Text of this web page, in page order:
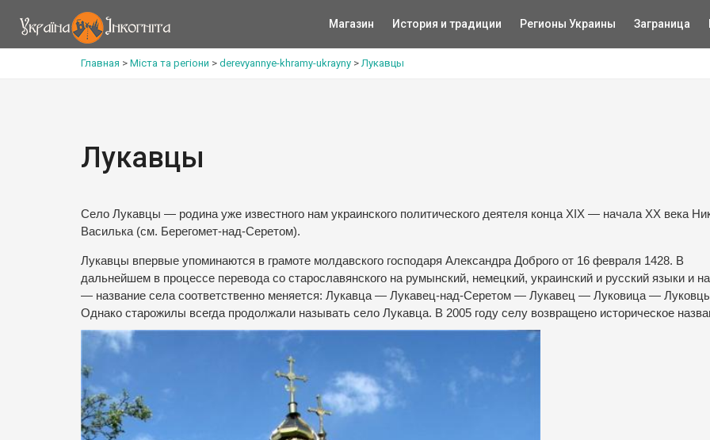
Магазин История и традиции Регионы Украины Заграница
Главная > Міста та регіони > derevyannye-khramy-ukrayny >Лукавцы
Лукавцы
Село Лукавцы — родина уже известного нам украинского политического деятеля конца XIX — начала ХХ века
Василька (см. Берегомет-над-Серетом).
Лукавцы впервые упоминаются в грамоте молдавского господаря Александра Доброго от 16 февраля 1428. В
дальнейшем в процессе перевода со старославянского на румынский, немецкий, украинский и русский языки и
— название села соответственно меняется: Лукавца — Лукавец-над-Серетом — Лукавец — Луковица —
Однако старожилы всегда продолжали называть село Лукавца. В 2005 году селу возвращено историческое